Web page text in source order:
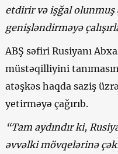
etdirir və işğal
genişləndirməyə
ABŞ səfiri Rusiyanı
müstəqilliyini
atəşkəs haqda saziş
yetirməyə çağırıb.
“Tam aydındır ki,
əvvəlki mövqelərinə